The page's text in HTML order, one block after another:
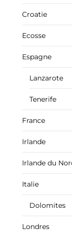
Croatie
Ecosse
Espagne
Lanzarote
Tenerife
France
Irlande
Irlande du
Italie
Dolomites
Londres